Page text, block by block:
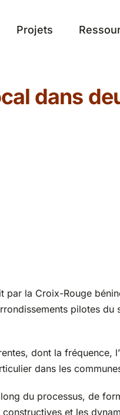
Projets
dans
la Croix-Rouge
pilotes
dont la fréquence,
dans les
du processus, de
et les